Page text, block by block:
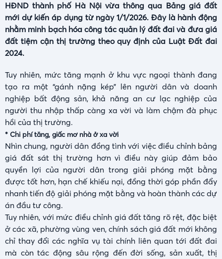
HĐND thành phố Hà Nội vừa thông qua Bảng giá đất
mới dự kiến áp dụng từ ngày 1/1/2026. Đây là hành động
nhằm minh bạch hóa công tác quản lý đất đai và đưa giá
đất tiệm cận thị trường theo quy định của Luật Đất đai
2024.
Tuy nhiên, mức tăng mạnh ở khu vực ngoại thành đang
tạo ra một “gánh nặng kép” lên người dân và doanh
nghiệp bất động sản, khả năng an cư lạc nghiệp của
người thu nhập thấp càng xa vời và làm chậm đà phục
hồi của thị trường.
* Chi phí tăng, giấc mơ nhà ở xa vời
Nhìn chung, người dân đồng tình với việc điều chỉnh bảng
giá đất sát thị trường hơn vì điều này giúp đảm bảo
quyền lợi của người dân trong giải phóng mặt bằng
được tốt hơn, hạn chế khiếu nại, đồng thời góp phần đẩy
nhanh tiến độ giải phóng mặt bằng và hoàn thành các dự
án đầu tư công.
Tuy nhiên, với mức điều chỉnh giá đất tăng rõ rệt, đặc biệt
ở các xã, phường vùng ven, chính sách giá đất mới không
chỉ thay đổi các nghĩa vụ tài chính liên quan tới đất đai
mà còn tác động sâu rộng đến đời sống, sản xuất, thị